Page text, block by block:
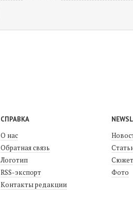
СПРАВКА
О нас
Обратная связь
Логотип
RSS-экспорт
Контакты редакции
Фото